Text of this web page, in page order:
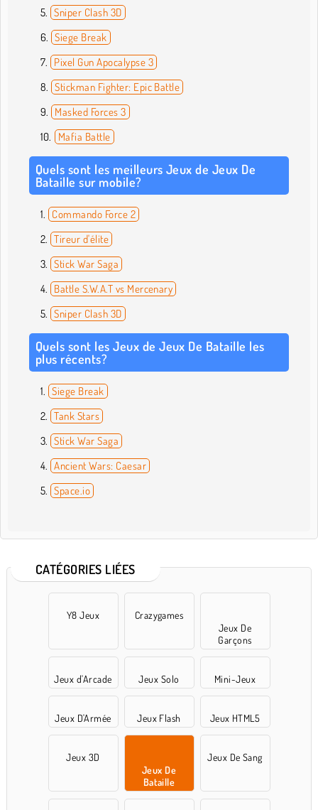
Sniper Clash 3D
Siege Break
Pixel Gun Apocalypse 3
Stickman Fighter: Epic Battle
Masked Forces 3
Mafia Battle
Quels sont les meilleurs Jeux de Jeux De
Bataille sur mobile?
Commando Force 2
Tireur d'élite
Stick War Saga
Battle S.W.A.T vs Mercenary
Sniper Clash 3D
Quels sont les Jeux de Jeux De Bataille les
plus récents?
Siege Break
Tank Stars
Stick War Saga
Ancient Wars: Caesar
Space.io
CATÉGORIES LIÉES
Y8 Jeux
Crazygames
Jeux De
Garçons
Jeux d'Arcade Jeux Solo Mini-Jeux
Jeux D'Armée Jeux Flash Jeux HTML5
Jeux 3D
Jeux De
Bataille
Jeux De Sang